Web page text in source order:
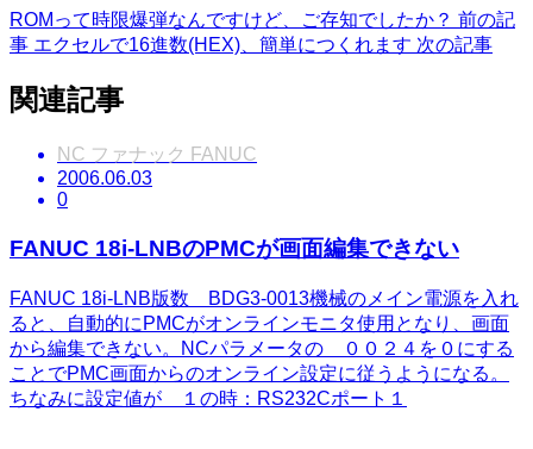
ROMって時限爆弾なんですけど、ご存知でしたか？ 前の記
事 エクセルで16進数(HEX)、簡単につくれます 次の記事
関連記事
NC ファナック FANUC
2006.06.03
0
FANUC 18i-LNBのPMCが画面編集できない
FANUC 18i-LNB版数 BDG3-0013機械のメイン電源を入れ
ると、自動的にPMCがオンラインモニタ使用となり、画面
から編集できない。NCパラメータの ００２４を０にする
ことでPMC画面からのオンライン設定に従うようになる。
ちなみに設定値が １の時：RS232Cポート１